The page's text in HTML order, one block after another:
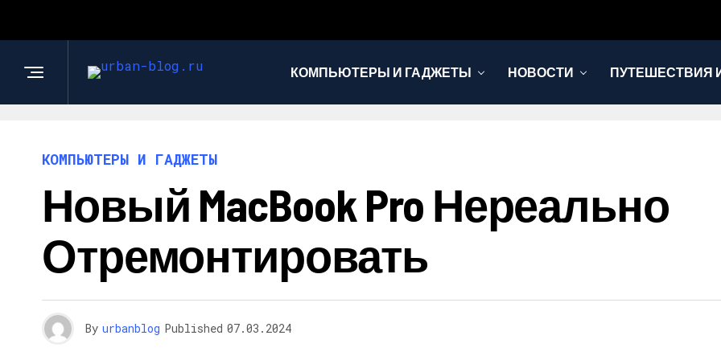
КОМПЬЮТЕРЫ И ГАДЖЕТЫ НОВОСТИ ПУТЕШЕСТВИЯ
КОМПЬЮТЕРЫ И ГАДЖЕТЫ
Новый MacBook Pro Нереально
Отремонтировать
By urbanblog Published 07.03.2024